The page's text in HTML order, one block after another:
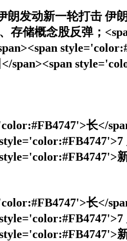
朗发动新一轮打击 伊
存储概念股反弹；
span><span
长</
长</